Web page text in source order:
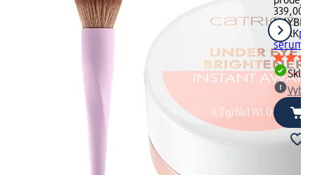
339,00
YORK
sérum